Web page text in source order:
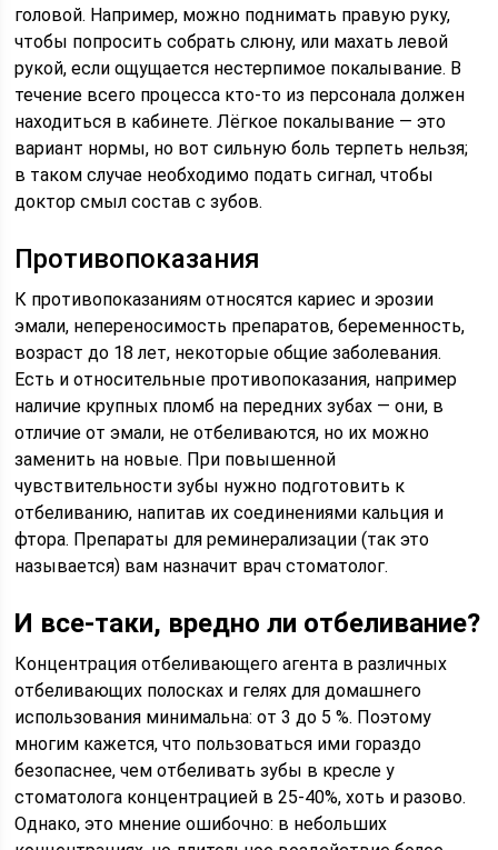
головой. Например, можно поднимать правую руку,
чтобы попросить собрать слюну, или махать левой
рукой, если ощущается нестерпимое покалывание. В
течение всего процесса кто-то из персонала должен
находиться в кабинете. Лёгкое покалывание — это
вариант нормы, но вот сильную боль терпеть нельзя;
в таком случае необходимо подать сигнал, чтобы
доктор смыл состав с зубов.
Противопоказания
К противопоказаниям относятся кариес и эрозии
эмали, непереносимость препаратов, беременность,
возраст до 18 лет, некоторые общие заболевания.
Есть и относительные противопоказания, например
наличие крупных пломб на передних зубах — они, в
отличие от эмали, не отбеливаются, но их можно
заменить на новые. При повышенной
чувствительности зубы нужно подготовить к
отбеливанию, напитав их соединениями кальция и
фтора. Препараты для реминерализации (так это
называется) вам назначит врач стоматолог.
И все-таки, вредно ли отбеливание?
Концентрация отбеливающего агента в различных
отбеливающих полосках и гелях для домашнего
использования минимальна: от 3 до 5 %. Поэтому
многим кажется, что пользоваться ими гораздо
безопаснее, чем отбеливать зубы в кресле у
стоматолога концентрацией в 25-40%, хоть и разово.
Однако, это мнение ошибочно: в небольших